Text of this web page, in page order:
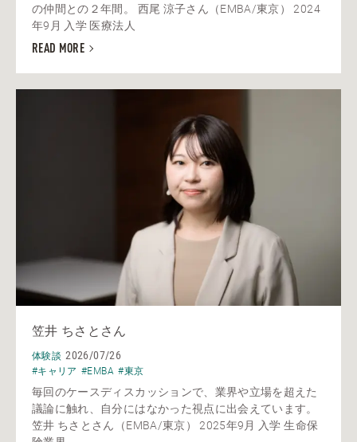
の仲間との２年間。 西尾 涼子さん（EMBA/東京） 2024
年9月 入学 医療法人
READ MORE
笠井 ちさとさん
体験談 2026/07/26
#キャリア #EMBA #東京
毎回のケースディスカッションで、業界や立場を超えた
議論に触れ、自分にはなかった視点に出会えています。
笠井 ちさとさん（EMBA/東京） 2025年9月 入学 生命保